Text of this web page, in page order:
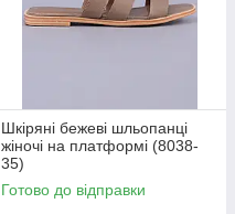
Шкіряні бежеві шльопанці
жіночі на платформі (8038-
35)
Готово до відправки